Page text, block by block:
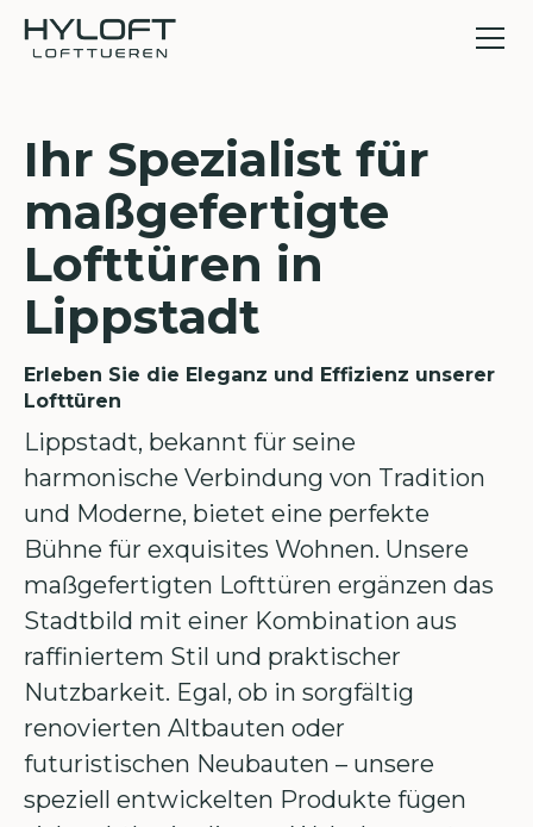
Ihr Spezialist für
maßgefertigte
Lofttüren in
Lippstadt
Erleben Sie die Eleganz und Effizienz unserer
Lofttüren
Lippstadt, bekannt für seine
harmonische Verbindung von Tradition
und Moderne, bietet eine perfekte
Bühne für exquisites Wohnen. Unsere
maßgefertigten Lofttüren ergänzen das
Stadtbild mit einer Kombination aus
raffiniertem Stil und praktischer
Nutzbarkeit. Egal, ob in sorgfältig
renovierten Altbauten oder
futuristischen Neubauten – unsere
speziell entwickelten Produkte fügen